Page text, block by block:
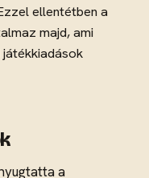
ellentétben a
majd, ami
a